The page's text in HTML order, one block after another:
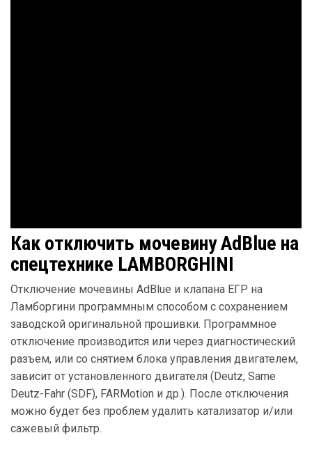
Как отключить мочевину AdBlue на
спецтехнике LAMBORGHINI
Отключение мочевины AdBlue и клапана ЕГР на
Ламборгини программным способом с сохранением
заводской оригинальной прошивки. Программное
отключение производится или через диагностический
разъем, или со снятием блока управления двигателем,
зависит от установленного двигателя (Deutz, Same
Deutz-Fahr (SDF), FARMotion и др.). После отключения
можно будет без проблем удалить катализатор и/или
сажевый фильтр.